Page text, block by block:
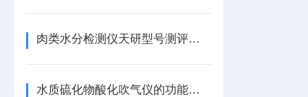
肉类水分检测仪天研型号测评肉制品加工企业原料验收利器
水质硫化物酸化吹气仪的功能特点有哪些